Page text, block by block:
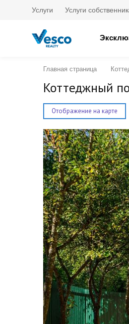
Услуги Услуги
Главная страница
Коттеджный
Отображение на карте